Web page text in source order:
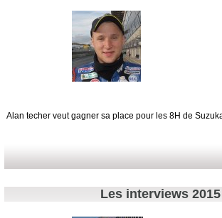
Alan techer veut gagner sa place pour les 8H de
Les interviews 2015